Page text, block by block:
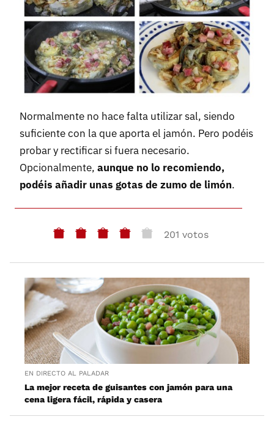
Normalmente no hace falta utilizar sal, siendo
suficiente con la que aporta el jamón. Pero podéis
probar y rectificar si fuera necesario.
Opcionalmente, aunque no lo recomiendo,
podéis añadir unas gotas de zumo de limón.
201 votos
EN DIRECTO AL PALADAR
La mejor receta de guisantes con jamón para una
cena ligera fácil, rápida y casera